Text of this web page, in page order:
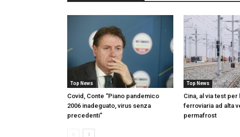
Top News
Covid, Conte “Piano pandemico
2006 inadeguato, virus senza
precedenti”
Top News
Cina, al via test per
ferroviaria ad alta
permafrost